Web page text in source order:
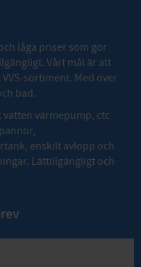
låga priser som gör
Vårt mål är att
sortiment. Med över
bad.
värmepump, ctc
enskilt avlopp och
Lättillgängligt och